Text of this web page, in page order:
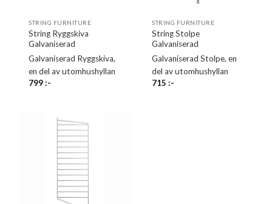
STRING FURNITURE
String Ryggskiva
Galvaniserad
Galvaniserad Ryggskiva,
en del av utomhushyllan
799:-
STRING FURNITURE
String Stolpe
Galvaniserad
Galvaniserad Stolpe, en
del av utomhushyllan
715:-